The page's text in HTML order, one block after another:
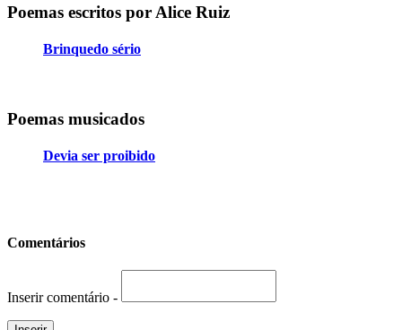
Poemas escritos por Alice Ruiz
Brinquedo sério
Poemas musicados
Devia ser proibido
Comentários
Inserir comentário -